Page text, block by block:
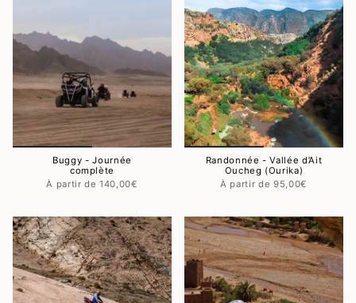
Buggy - Journée
complète
140,00€
Randonnée - Vallée d’Ait
Oucheg (Ourika)
95,00€